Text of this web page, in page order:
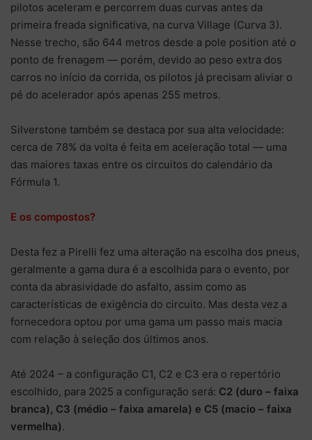
pilotos aceleram e percorrem duas curvas antes da
primeira freada significativa, na curva Village (Curva 3).
Nesse trecho, são 644 metros desde a pole position até o
ponto de frenagem — porém, devido ao peso extra dos
carros no início da corrida, os pilotos já precisam aliviar o
pé do acelerador após apenas 255 metros.
Silverstone também se destaca por sua alta velocidade:
cerca de 78% da volta é feita em aceleração total — uma
das maiores taxas entre os circuitos do calendário da
Fórmula 1.
E os compostos?
Desta fez a Pirelli fez uma alteração na escolha dos pneus,
geralmente a gama dura é a escolhida para o evento, por
conta da abrasividade do asfalto, assim como as
características de exigência do circuito. Mas desta vez a
fornecedora optou por uma gama um passo mais macia
com relação à seleção dos últimos anos.
Até 2024 – a configuração C1, C2 e C3 era o repertório
escolhido, para 2025 a configuração será: C2 (duro – faixa
branca), C3 (médio – faixa amarela) e C5 (macio – faixa
vermelha).